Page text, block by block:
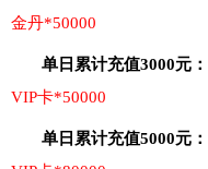
金丹*50000
单日累计充值3000元：
VIP卡*50000
单日累计充值5000元：